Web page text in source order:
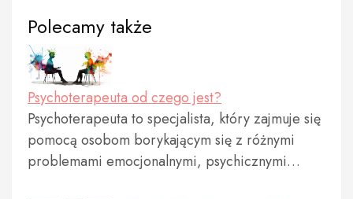
Polecamy także
Psychoterapeuta od czego jest?
Psychoterapeuta to specjalista, który zajmuje się
pomocą osobom borykającym się z różnymi
problemami emocjonalnymi, psychicznymi…